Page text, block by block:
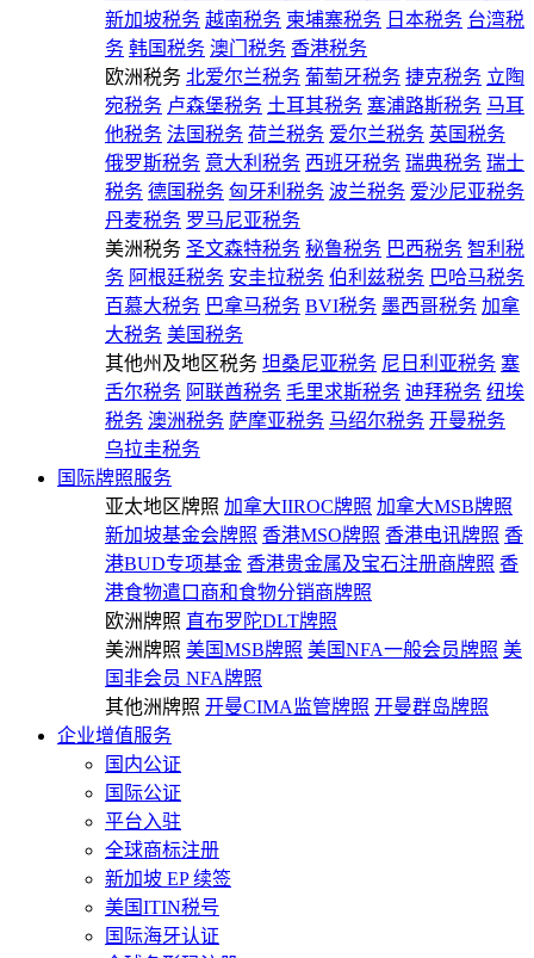
新加坡税务 越南税务 柬埔寨税务 日本税务 台湾税
务 韩国税务 澳门税务 香港税务
欧洲税务 北爱尔兰税务 葡萄牙税务 捷克税务 立陶
宛税务 卢森堡税务 土耳其税务 塞浦路斯税务 马耳
他税务 法国税务 荷兰税务 爱尔兰税务 英国税务
俄罗斯税务 意大利税务 西班牙税务 瑞典税务 瑞士
税务 德国税务 匈牙利税务 波兰税务 爱沙尼亚税务
丹麦税务 罗马尼亚税务
美洲税务 圣文森特税务 秘鲁税务 巴西税务 智利税
务 阿根廷税务 安圭拉税务 伯利兹税务 巴哈马税务
百慕大税务 巴拿马税务 BVI税务 墨西哥税务 加拿
大税务 美国税务
其他州及地区税务 坦桑尼亚税务 尼日利亚税务 塞
舌尔税务 阿联酋税务 毛里求斯税务 迪拜税务 纽埃
税务 澳洲税务 萨摩亚税务 马绍尔税务 开曼税务
乌拉圭税务
国际牌照服务
亚太地区牌照 加拿大IIROC牌照 加拿大MSB牌照
新加坡基金会牌照 香港MSO牌照 香港电讯牌照 香
港BUD专项基金 香港贵金属及宝石注册商牌照 香
港食物遣口商和食物分销商牌照
欧洲牌照 直布罗陀DLT牌照
美洲牌照 美国MSB牌照 美国NFA一般会员牌照 美
国非会员 NFA牌照
其他洲牌照 开曼CIMA监管牌照 开曼群岛牌照
企业增值服务
国内公证
国际公证
平台入驻
全球商标注册
新加坡 EP 续签
美国ITIN税号
国际海牙认证